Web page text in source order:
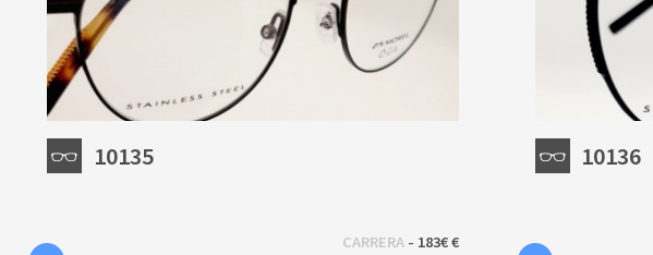
10135 10136
CARRERA - 183€ €